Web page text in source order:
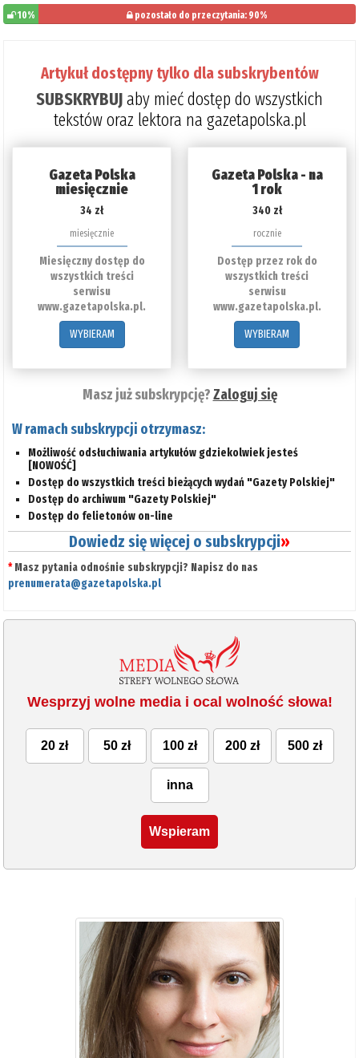
10% pozostało do przeczytania: 90%
Artykuł dostępny tylko dla subskrybentów
SUBSKRYBUJaby mieć dostęp do wszystkich
tekstów oraz lektora na gazetapolska.pl
Gazeta Polska
miesięcznie
34 zł
miesięcznie
Miesięczny dostęp do
wszystkich treści
serwisu
www.gazetapolska.pl.
WYBIERAM
Gazeta Polska - na
1 rok
340 zł
rocznie
Dostęp przez rok do
wszystkich treści
serwisu
www.gazetapolska.pl.
WYBIERAM
Masz już subskrypcję?Zaloguj się
W ramach subskrypcji otrzymasz:
Możliwość odsłuchiwania artykułów gdziekolwiek jesteś
[NOWOŚĆ]
Dostęp do wszystkich treści bieżących wydań "Gazety Polskiej"
Dostęp do archiwum "Gazety Polskiej"
Dostęp do felietonów on-line
Dowiedz się więcej o subskrypcji»
*Masz pytania odnośnie subskrypcji? Napisz do nas
prenumerata@gazetapolska.pl
Wesprzyj wolne media i ocal wolność słowa!
20 zł 50 zł 100 zł 200 zł 500 zł
inna
Wspieram